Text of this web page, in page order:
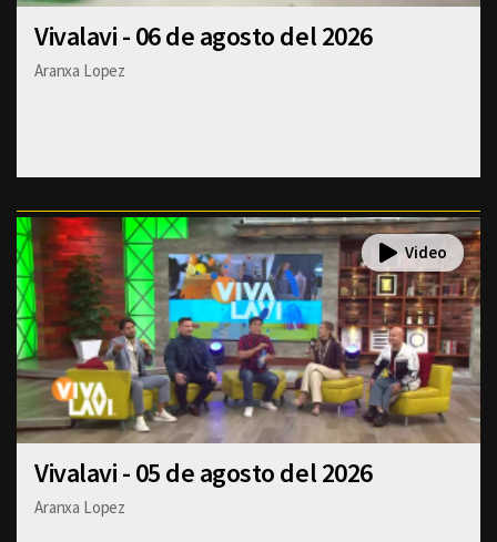
Vivalavi - 06 de agosto del 2026
Aranxa Lopez
Vivalavi - 05 de agosto del 2026
Aranxa Lopez